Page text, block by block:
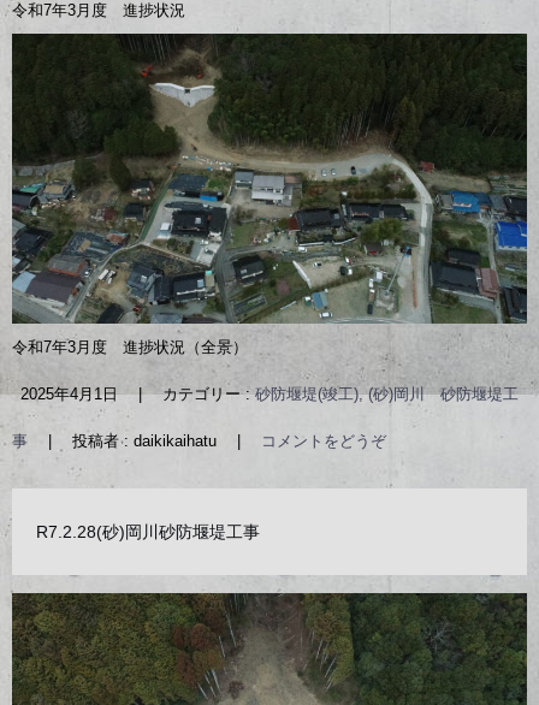
令和7年3月度 進捗状況
令和7年3月度 進捗状況（全景）
2025年4月1日 | カテゴリー :砂防堰堤(竣工), (砂)岡川 砂防堰堤工
事 投稿者 : daikikaihatu コメントをどうぞ
R7.2.28(砂)岡川砂防堰堤工事